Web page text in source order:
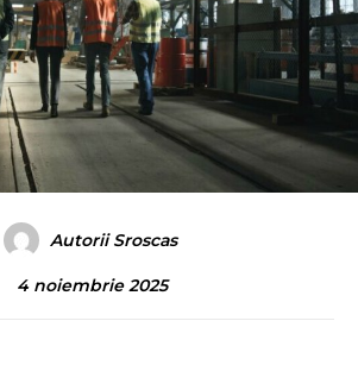
Autorii Sroscas
4 noiembrie 2025